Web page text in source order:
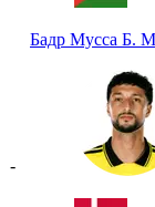
Бадр Мусса Б.
-